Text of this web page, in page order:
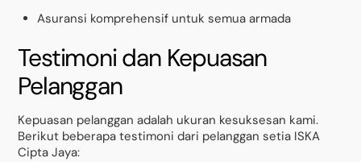
Asuransi komprehensif untuk semua armada
Testimoni dan Kepuasan
Pelanggan
Kepuasan pelanggan adalah ukuran kesuksesan kami.
Berikut beberapa testimoni dari pelanggan setia ISKA
Cipta Jaya: